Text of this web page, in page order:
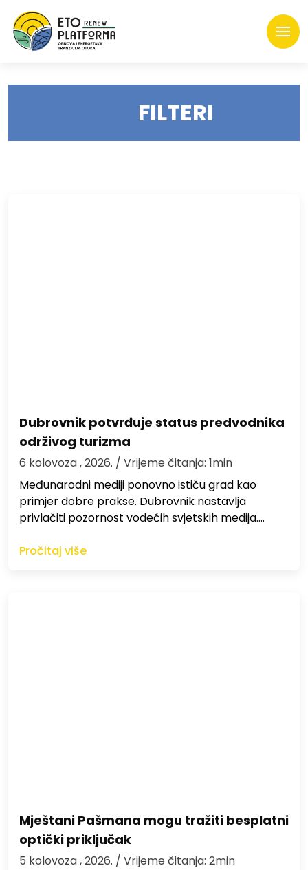
FILTERI
Dubrovnik potvrđuje status predvodnika
održivog turizma
6 kolovoza , 2026. / Vrijeme čitanja: 1min
Međunarodni mediji ponovno ističu grad kao
primjer dobre prakse. Dubrovnik nastavlja
privlačiti pozornost vodećih svjetskih medija.…
Pročitaj više
Mještani Pašmana mogu tražiti besplatni
optički priključak
5 kolovoza , 2026. / Vrijeme čitanja: 2min